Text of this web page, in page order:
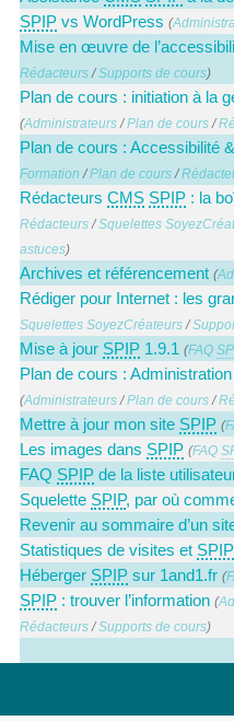
SPIP vs WordPress (
Mise en œuvre de
Rédacteurs /Supports de cours)
Plan de cours : initiation à la
(Administrateurs /Plan de cours /
Plan de cours : Accessibilité
Formation /Plan de cours /
RédacteursCMS SPIP : la
Rédacteurs /Squelettes
astuces)
Archives et référencement (
Rédiger pour Internet : les
Squelettes SoyezCréateurs /
Mise à jour SPIP 1.9.1 (FAQ
Plan de cours : Administration
(Administrateurs /Plan de cours /
Mettre à jour mon site SPIP (
Les images dans SPIP (FAQ
FAQ SPIP de la liste
Squelette SPIP, par où
Revenir au sommaire d’un
Statistiques de visites et SPIP
Héberger SPIP sur 1and1.fr (
SPIP : trouver l’information (
Rédacteurs /Supports de cours)